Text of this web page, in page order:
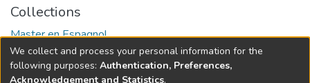
Collections
Master en Espagnol
Full item page
We collect and process your personal information for the
following purposes: Authentication, Preferences,
Acknowledgement and Statistics.